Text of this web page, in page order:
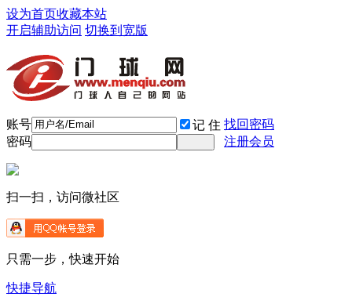
设为首页收藏本站
开启辅助访问 切换到宽版
账号 记 住 找回密码
密码
注册会员
扫一扫，访问微社区
只需一步，快速开始
快捷导航